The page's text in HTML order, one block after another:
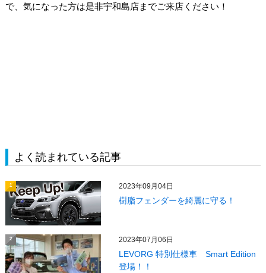
で、気になった方は是非宇和島店までご来店ください！
よく読まれている記事
1 2023年09月04日
樹脂フェンダーを綺麗に守る！
2 2023年07月06日
LEVORG 特別仕様車 Smart Edition
登場！！